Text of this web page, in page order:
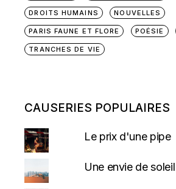
DROITS HUMAINS NOUVELLES
PARIS FAUNE ET FLORE POÉSIE
TRANCHES DE VIE
CAUSERIES POPULAIRES
Le prix d'une pipe
Une envie de soleil